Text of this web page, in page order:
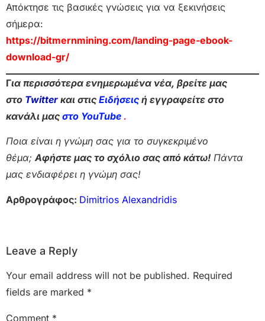
Απόκτησε τις βασικές γνώσεις για να ξεκινήσεις
σήμερα:
https://bitmernmining.com/landing-page-ebook-
download-gr/
Για περισσότερα ενημερωμένα νέα, βρείτε μας
στο Twitter και στις Ειδήσεις ή εγγραφείτε στο
κανάλι μας στο YouTube .
Ποια είναι η γνώμη σας για το συγκεκριμένο
θέμα;Αφήστε μας το σχόλιο σας από κάτω! Πάντα
μας ενδιαφέρει η γνώμη σας!
Αρθρογράφος: Dimitrios Alexandridis
Leave a Reply
Your email address will not be published. Required
fields are marked *
Comment *